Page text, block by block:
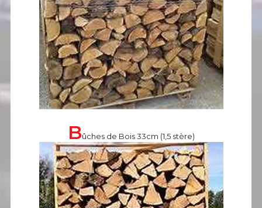
Bûches de Bois 33cm (1,5 stère)